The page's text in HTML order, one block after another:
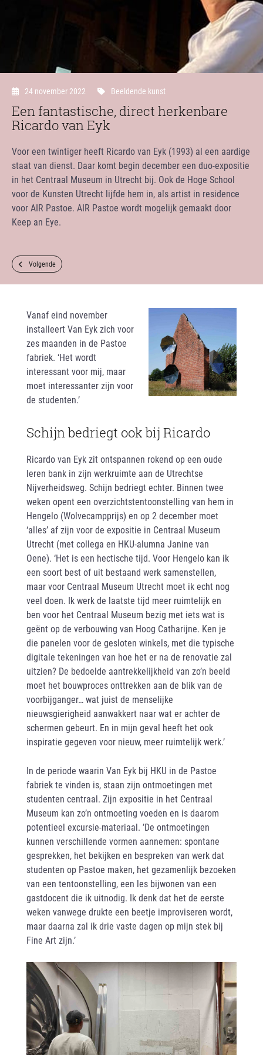
24 november 2022 Beeldende kunst
Een fantastische, direct herkenbare
Ricardo van Eyk
Voor een twintiger heeft Ricardo van Eyk (1993) al een aardige
staat van dienst. Daar komt begin december een duo-expositie
in het Centraal Museum in Utrecht bij. Ook de Hoge School
voor de Kunsten Utrecht lijfde hem in, als artist in residence
voor AIR Pastoe. AIR Pastoe wordt mogelijk gemaakt door
Keep an Eye.
Volgende
Vanaf eind november
installeert Van Eyk zich voor
zes maanden in de Pastoe
fabriek. ‘Het wordt
interessant voor mij, maar
moet interessanter zijn voor
de studenten.’
Schijn bedriegt ook bij Ricardo
Ricardo van Eyk zit ontspannen rokend op een oude
leren bank in zijn werkruimte aan de Utrechtse
Nijverheidsweg. Schijn bedriegt echter. Binnen twee
weken opent een overzichtstentoonstelling van hem in
Hengelo (Wolvecampprijs) en op 2 december moet
‘alles’ af zijn voor de expositie in Centraal Museum
Utrecht (met collega en HKU-alumna Janine van
Oene). ‘Het is een hectische tijd. Voor Hengelo kan ik
een soort best of uit bestaand werk samenstellen,
maar voor Centraal Museum Utrecht moet ik echt nog
veel doen. Ik werk de laatste tijd meer ruimtelijk en
ben voor het Centraal Museum bezig met iets wat is
geënt op de verbouwing van Hoog Catharijne. Ken je
die panelen voor de gesloten winkels, met die typische
digitale tekeningen van hoe het er na de renovatie zal
uitzien? De bedoelde aantrekkelijkheid van zo’n beeld
moet het bouwproces onttrekken aan de blik van de
voorbijganger… wat juist de menselijke
nieuwsgierigheid aanwakkert naar wat er achter de
schermen gebeurt. En in mijn geval heeft het ook
inspiratie gegeven voor nieuw, meer ruimtelijk werk.’
In de periode waarin Van Eyk bij HKU in de Pastoe
fabriek te vinden is, staan zijn ontmoetingen met
studenten centraal. Zijn expositie in het Centraal
Museum kan zo’n ontmoeting voeden en is daarom
potentieel excursie-materiaal. ’De ontmoetingen
kunnen verschillende vormen aannemen: spontane
gesprekken, het bekijken en bespreken van werk dat
studenten op Pastoe maken, het gezamenlijk bezoeken
van een tentoonstelling, een les bijwonen van een
gastdocent die ik uitnodig. Ik denk dat het de eerste
weken vanwege drukte een beetje improviseren wordt,
maar daarna zal ik drie vaste dagen op mijn stek bij
Fine Art zijn.’